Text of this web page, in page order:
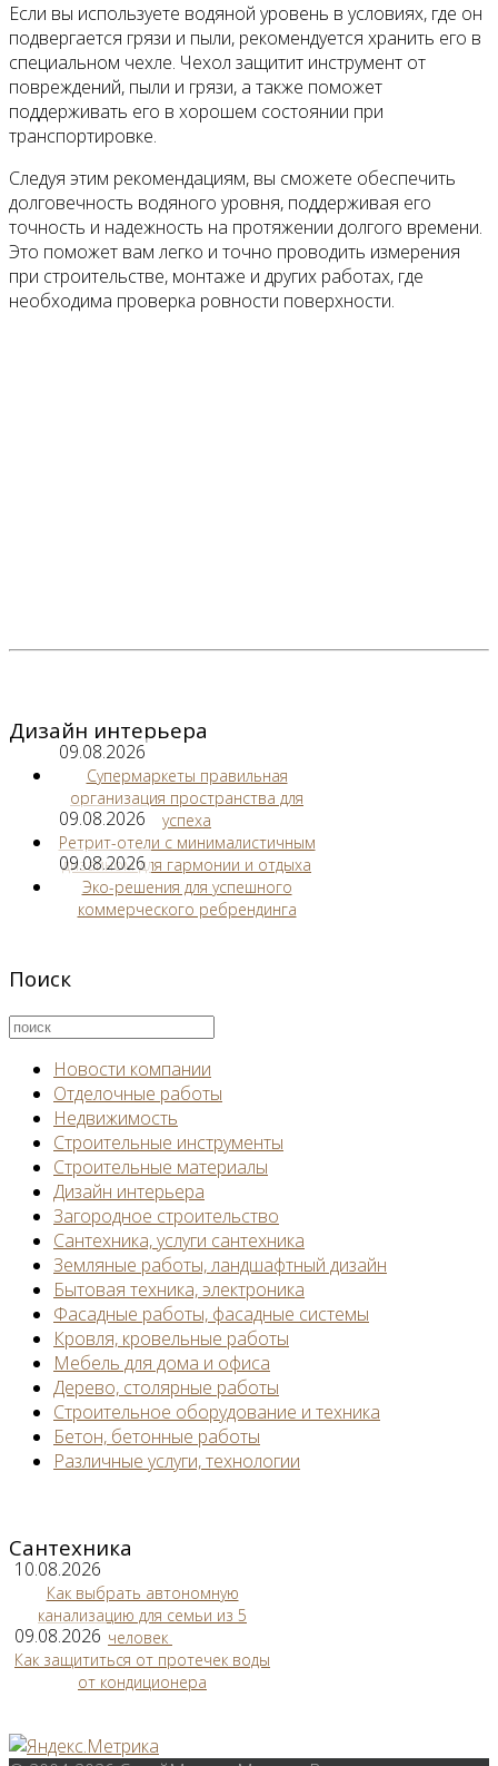
Если вы используете водяной уровень в условиях, где он
подвергается грязи и пыли, рекомендуется хранить его в
специальном чехле. Чехол защитит инструмент от
повреждений, пыли и грязи, а также поможет
поддерживать его в хорошем состоянии при
транспортировке.
Следуя этим рекомендациям, вы сможете обеспечить
долговечность водяного уровня, поддерживая его
точность и надежность на протяжении долгого времени.
Это поможет вам легко и точно проводить измерения
при строительстве, монтаже и других работах, где
необходима проверка ровности поверхности.
Дизайн интерьера
09.08.2026
Супермаркеты правильная
организация пространства для
успеха
09.08.2026
Ретрит-отели с минималистичным
дизайном для гармонии и отдыха
09.08.2026
Эко-решения для успешного
коммерческого ребрендинга
Поиск
Новости компании
Отделочные работы
Недвижимость
Строительные инструменты
Строительные материалы
Дизайн интерьера
Загородное строительство
Сантехника, услуги сантехника
Земляные работы, ландшафтный дизайн
Бытовая техника, электроника
Фасадные работы, фасадные системы
Кровля, кровельные работы
Мебель для дома и офиса
Дерево, столярные работы
Строительное оборудование и техника
Бетон, бетонные работы
Различные услуги, технологии
Сантехника
10.08.2026
Как выбрать автономную
канализацию для семьи из 5
человек
09.08.2026
Как защититься от протечек воды
от кондиционера